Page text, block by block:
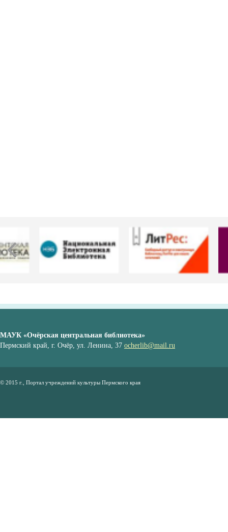
МАУК «Очёрская центральная библиотека»
Пермский край, г. Очёр, ул. Ленина, 37 ocherlib@mail.ru
© 2015 г., Портал учреждений культуры Пермского края